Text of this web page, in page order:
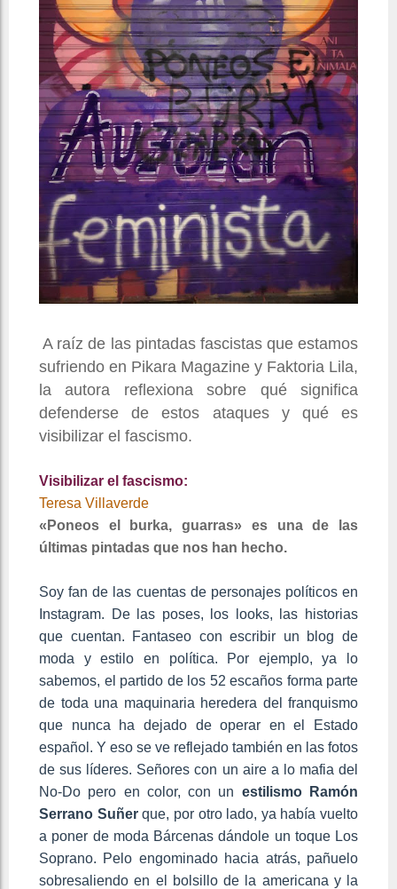
A raíz de las pintadas fascistas que estamos
sufriendo en Pikara Magazine y Faktoria Lila,
la autora reflexiona sobre qué significa
defenderse de estos ataques y qué es
visibilizar el fascismo.
Visibilizar el fascismo:
Teresa Villaverde
«Poneos el burka, guarras» es una de las
últimas pintadas que nos han hecho.
Soy fan de las cuentas de personajes políticos en
Instagram. De las poses, los looks, las historias
que cuentan. Fantaseo con escribir un blog de
moda y estilo en política. Por ejemplo, ya lo
sabemos, el partido de los 52 escaños forma parte
de toda una maquinaria heredera del franquismo
que nunca ha dejado de operar en el Estado
español. Y eso se ve reflejado también en las fotos
de sus líderes. Señores con un aire a lo mafia del
No-Do pero en color, con un estilismo Ramón
Serrano Suñerque, por otro lado, ya había vuelto
a poner de moda Bárcenas dándole un toque Los
Soprano. Pelo engominado hacia atrás, pañuelo
sobresaliendo en el bolsillo de la americana y la